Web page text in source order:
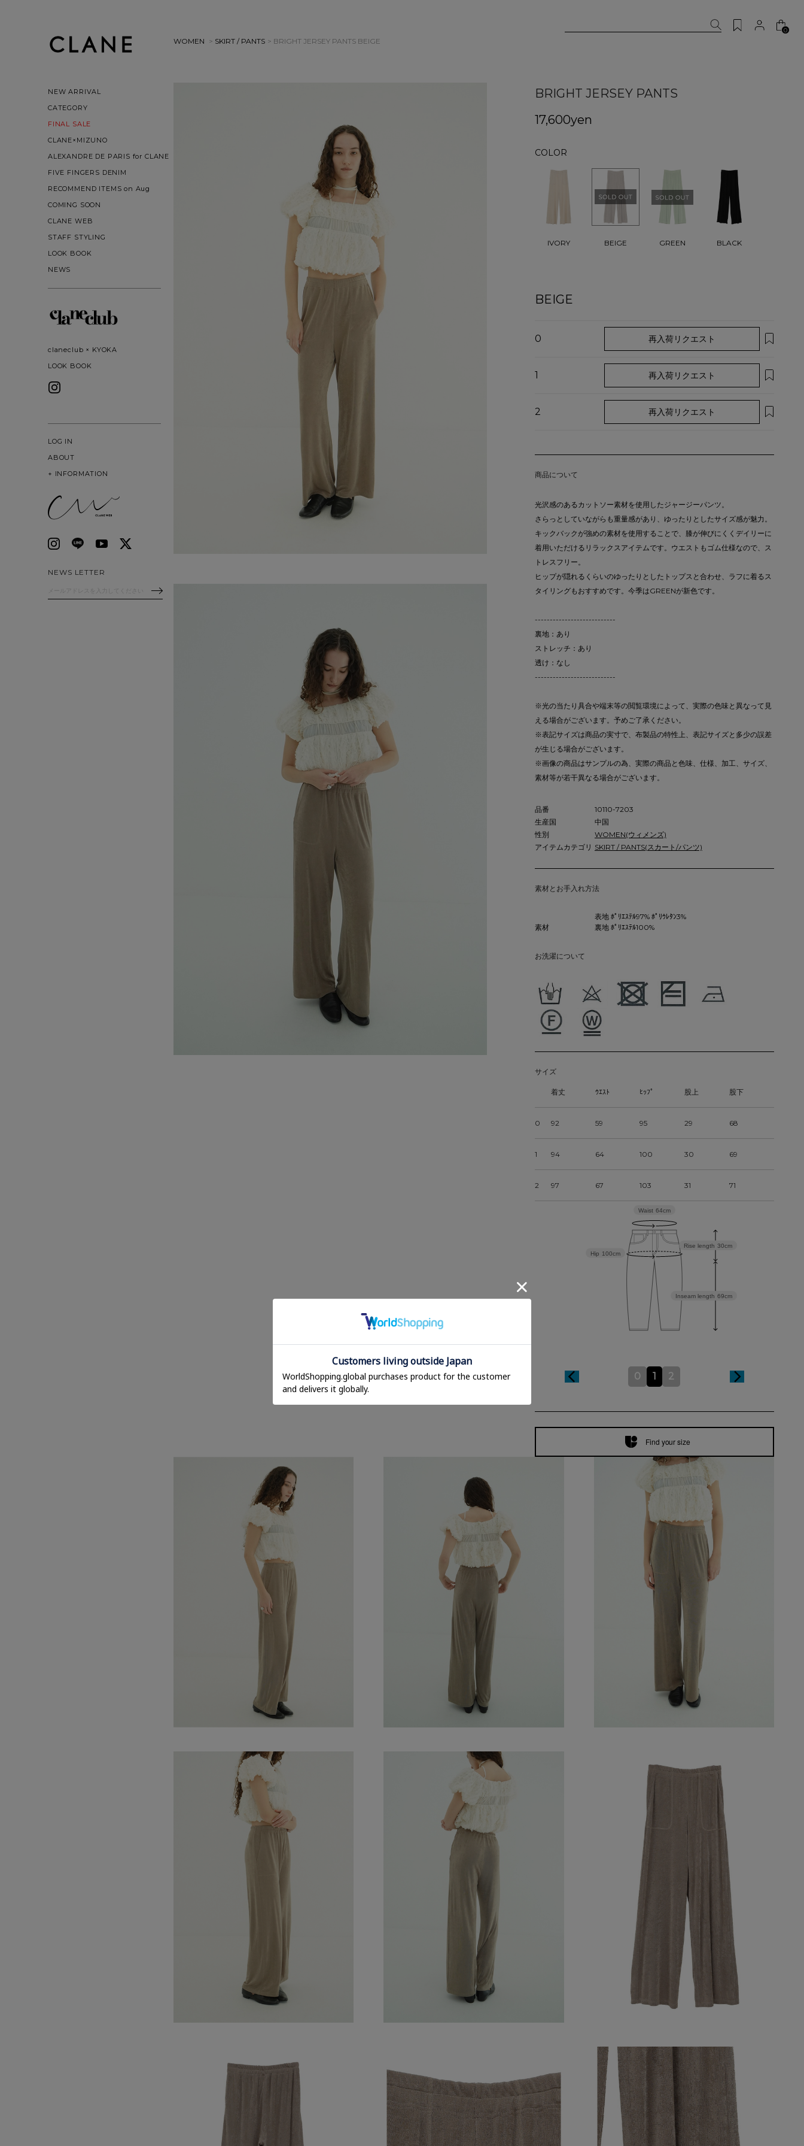
NEW ARRIVAL
CATEGORY
FINAL SALE
CLANE×MIZUNO
ALEXANDRE DE PARIS for CLANE
FIVE FINGERS DENIM
RECOMMEND ITEMS on Aug
COMING SOON
CLANE WEB
STAFF STYLING
LOOK BOOK
NEWS
claneclub × KYOKA
LOOK BOOK
LOG IN
ABOUT
+ INFORMATION
NEWS LETTER
0
WOMEN > SKIRT / PANTS > BRIGHT JERSEY PANTS BEIGE
BRIGHT JERSEY PANTS
17,600yen
COLOR
IVORY BEIGE GREEN BLACK
BEIGE
0 再入荷リクエスト
1 再入荷リクエスト
2 再入荷リクエスト
商品について
光沢感のあるカットソー素材を使用したジャージーパンツ。
さらっとしていながらも重量感があり、ゆったりとしたサイズ感が魅力。
キックバックが強めの素材を使用することで、膝が伸びにくくデイリーに
着用いただけるリラックスアイテムです。ウエストもゴム仕様なので、ス
トレスフリー。
ヒップが隠れるくらいのゆったりとしたトップスと合わせ、ラフに着るス
タイリングもおすすめです。今季はGREENが新色です。
---------------------------
裏地：あり
ストレッチ：あり
透け：なし
---------------------------
※光の当たり具合や端末等の閲覧環境によって、実際の色味と異なって見
える場合がございます。予めご了承ください。
※表記サイズは商品の実寸で、布製品の特性上、表記サイズと多少の誤差
が生じる場合がございます。
※画像の商品はサンプルの為、実際の商品と色味、仕様、加工、サイズ、
素材等が若干異なる場合がございます。
品番
10110-7203
生産国
中国
性別
WOMEN(ウィメンズ)
アイテムカテゴリ SKIRT / PANTS(スカート/パンツ)
素材とお手入れ方法
素材
表地 ﾎﾟﾘｴｽﾃﾙ97% ﾎﾟﾘｳﾚﾀﾝ3%
裏地 ﾎﾟﾘｴｽﾃﾙ100%
お洗濯について
サイズ
着丈 ｳｴｽﾄ ﾋｯﾌﾟ 股上 股下
0 92 59 95 29 68
1 94 64 100 30 69
2 97 67 103 31 71
Inseam length 69cm
Rise length 30cm
Hip 100cm
Waist 64cm
0 1 2
Find your size